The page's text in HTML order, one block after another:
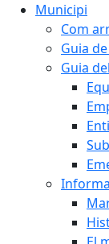
Municipi
Com
Guia
Guia